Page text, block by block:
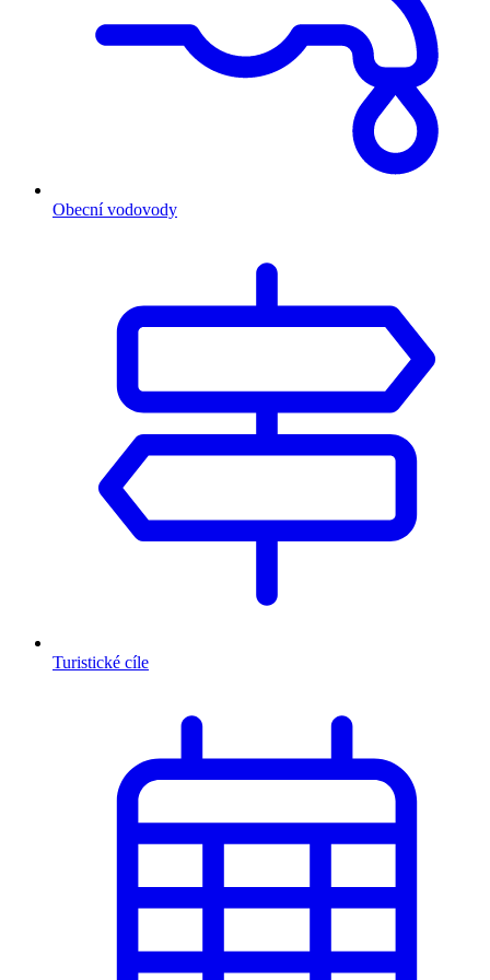
Obecní vodovody
Turistické cíle